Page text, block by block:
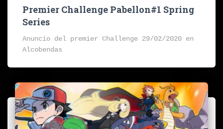
Premier Challenge Pabellon#1 Spring
Series
Anuncio del premier Challenge 29/02/2020 en
Alcobendas